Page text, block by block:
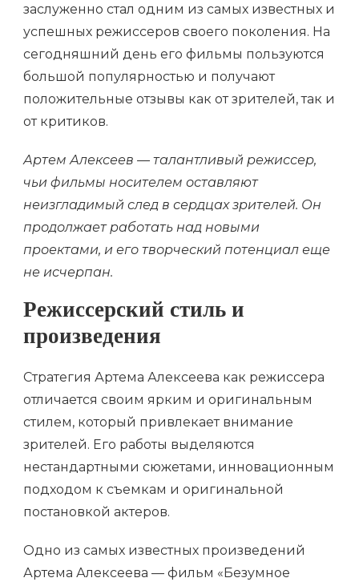
заслуженно стал одним из самых известных и
успешных режиссеров своего поколения. На
сегодняшний день его фильмы пользуются
большой популярностью и получают
положительные отзывы как от зрителей, так и
от критиков.
Артем Алексеев — талантливый режиссер,
чьи фильмы носителем оставляют
неизгладимый след в сердцах зрителей. Он
продолжает работать над новыми
проектами, и его творческий потенциал еще
не исчерпан.
Режиссерский стиль и
произведения
Стратегия Артема Алексеева как режиссера
отличается своим ярким и оригинальным
стилем, который привлекает внимание
зрителей. Его работы выделяются
нестандартными сюжетами, инновационным
подходом к съемкам и оригинальной
постановкой актеров.
Одно из самых известных произведений
Артема Алексеева — фильм «Безумное